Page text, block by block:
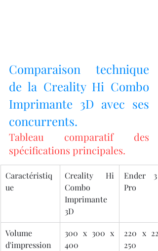
Comparaison technique
de la Creality Hi Combo
Imprimante 3D avec ses
concurrents.
Tableau comparatif des
spécifications principales.
Caractéristiq
ue
Creality Hi
Combo
Imprimante
3D
Ender 3
Pro
Volume
d'impression
300 x 300 x
400
220 x
250